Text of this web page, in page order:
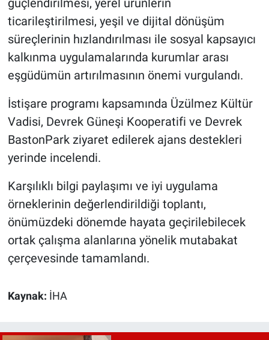
ticarileştirilmesi, yeşil ve dijital dönüşüm
süreçlerinin hızlandırılması ile sosyal kapsayıcı
kalkınma uygulamalarında kurumlar arası
eşgüdümün artırılmasının önemi vurgulandı.
İstişare programı kapsamında Üzülmez Kültür
Vadisi, Devrek Güneşi Kooperatifi ve Devrek
BastonPark ziyaret edilerek ajans destekleri
yerinde incelendi.
Karşılıklı bilgi paylaşımı ve iyi uygulama
örneklerinin değerlendirildiği toplantı,
önümüzdeki dönemde hayata geçirilebilecek
ortak çalışma alanlarına yönelik mutabakat
çerçevesinde tamamlandı.
Kaynak: İHA